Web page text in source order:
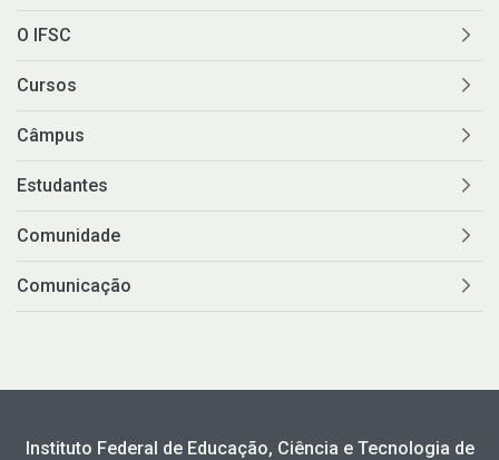
O IFSC
Cursos
Câmpus
Estudantes
Comunidade
Comunicação
Instituto Federal de Educação, Ciência e Tecnologia de